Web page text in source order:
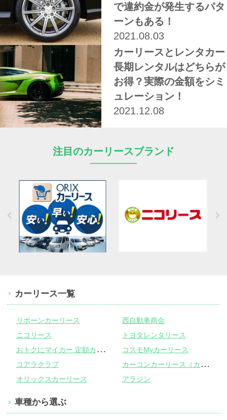
で違約金が発生するパタ
ーンもある！
2021.08.03
カーリースとレンタカー
長期レンタルはどちらが
お得？実際の金額をシミ
ュレーション！
2021.12.08
注目のカーリースブランド
カーリース一覧
リボーンカーリース
西自動車商会
ニコリース
トヨタレンタリース
お
トクにマイカー 定額カルモくん
コスモMyカーリース
コアラクラブ
カ
ーコンカーリース（カーコンビニ倶楽部）
オリックスカーリース アラジン
車種から選ぶ